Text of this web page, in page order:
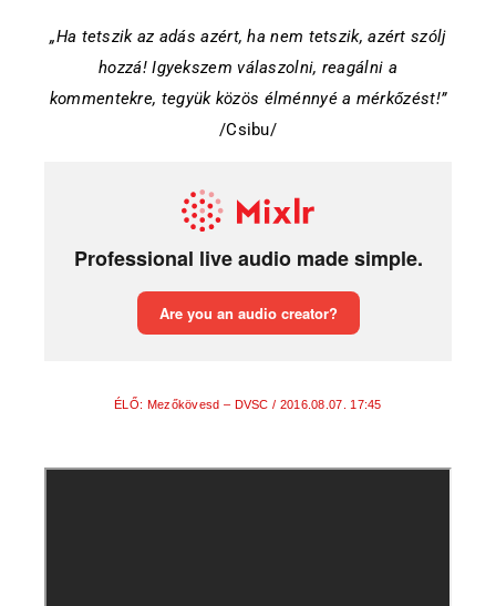
„Ha tetszik az adás azért, ha nem tetszik, azért szólj
hozzá! Igyekszem válaszolni, reagálni a
kommentekre, tegyük közös élménnyé a mérkőzést!”
/Csibu/
ÉLŐ: Mezőkövesd – DVSC / 2016.08.07. 17:45